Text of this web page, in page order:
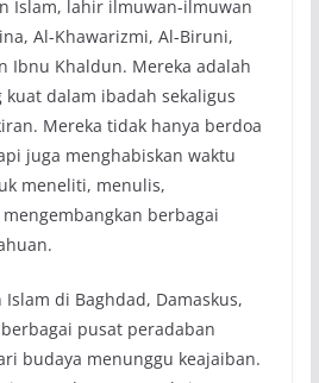
Islam, lahir ilmuwan-ilmuwan
Al-Khawarizmi, Al-Biruni,
Ibnu Khaldun. Mereka adalah
dalam ibadah sekaligus
Mereka tidak hanya berdoa
juga menghabiskan waktu
meneliti, menulis,
berbagai
di Baghdad, Damaskus,
pusat peradaban
budaya menunggu keajaiban.